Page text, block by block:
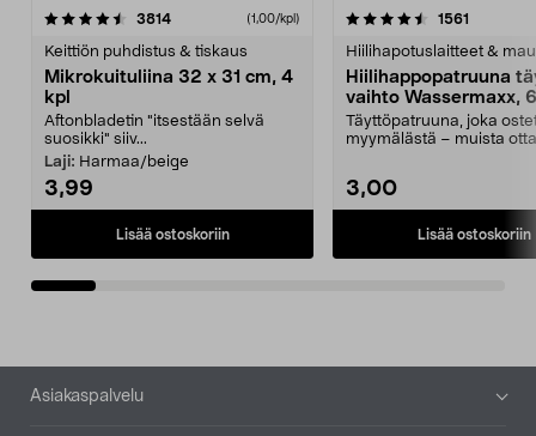
3814arvostelut (1,00/kpl)
Keittiön puhdistus & tiskaus
Mikrokuituliina 32 x 31 cm, 4
kpl
Aftonbladetin "itsestään selvä
suosikki" siiv...
Laji: Harmaa/beige
3,99
Lisää ostoskoriin
4.5viidestä
1561
Hiilihapotuslaitteet &
Hiilihappopatruuna
vaihto Wassermaxx,
Täyttöpatruuna, joka
myymälästä – muista
3,00
Lisää ostoskoriin
4.5viidestä
Alatunniste
Asiakaspalvelu